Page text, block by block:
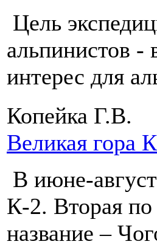
Цель
альпинистов
интерес для
Копейка Г.В.
Великая гора
В июне-
К-2. Вторая
название –